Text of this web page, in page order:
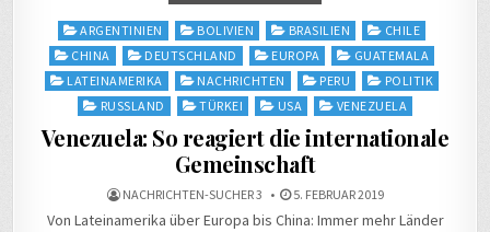
Posted
in
ARGENTINIEN BOLIVIEN BRASILIEN
CHILE
CHINA
DEUTSCHLAND EUROPA
GUATEMALA
LATEINAMERIKA
NACHRICHTEN PERU
POLITIK
RUSSLAND
TÜRKEI USA VENEZUELA
Venezuela: So reagiert die internationale
Gemeinschaft
NACHRICHTEN-SUCHER 3 5. FEBRUAR 2019
Von Lateinamerika über Europa bis China: Immer mehr Länder